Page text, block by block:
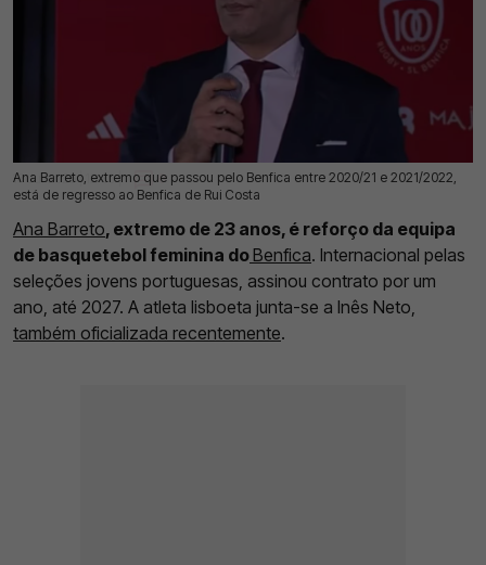
Ana Barreto, extremo que passou pelo Benfica entre 2020/21 e 2021/2022,
está de regresso ao Benfica de Rui Costa
16 Jul 2026 | 12:30 | 0
Ana Barreto, extremo de 23 anos, é reforço da equipa
de basquetebol feminina doBenfica. Internacional pelas
seleções jovens portuguesas, assinou contrato por um
ano, até 2027. A atleta lisboeta junta-se a Inês Neto,
também oficializada recentemente.